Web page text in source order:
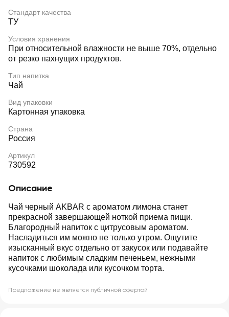
Стандарт качества
ТУ
Условия хранения
При относительной влажности не выше 70%, отдельно
от резко пахнущих продуктов.
Тип напитка
Чай
Вид упаковки
Картонная упаковка
Страна
Россия
Артикул
730592
Описание
Чай черный AKBAR с ароматом лимона станет
прекрасной завершающей ноткой приема пищи.
Благородный напиток с цитрусовым ароматом.
Насладиться им можно не только утром. Ощутите
изысканный вкус отдельно от закусок или подавайте
напиток с любимым сладким печеньем, нежными
кусочками шоколада или кусочком торта.
Предложение не является публичной офертой